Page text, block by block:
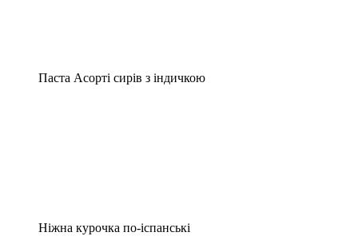
Паста Асорті сирів з індичкою
Ніжна курочка по-іспанські